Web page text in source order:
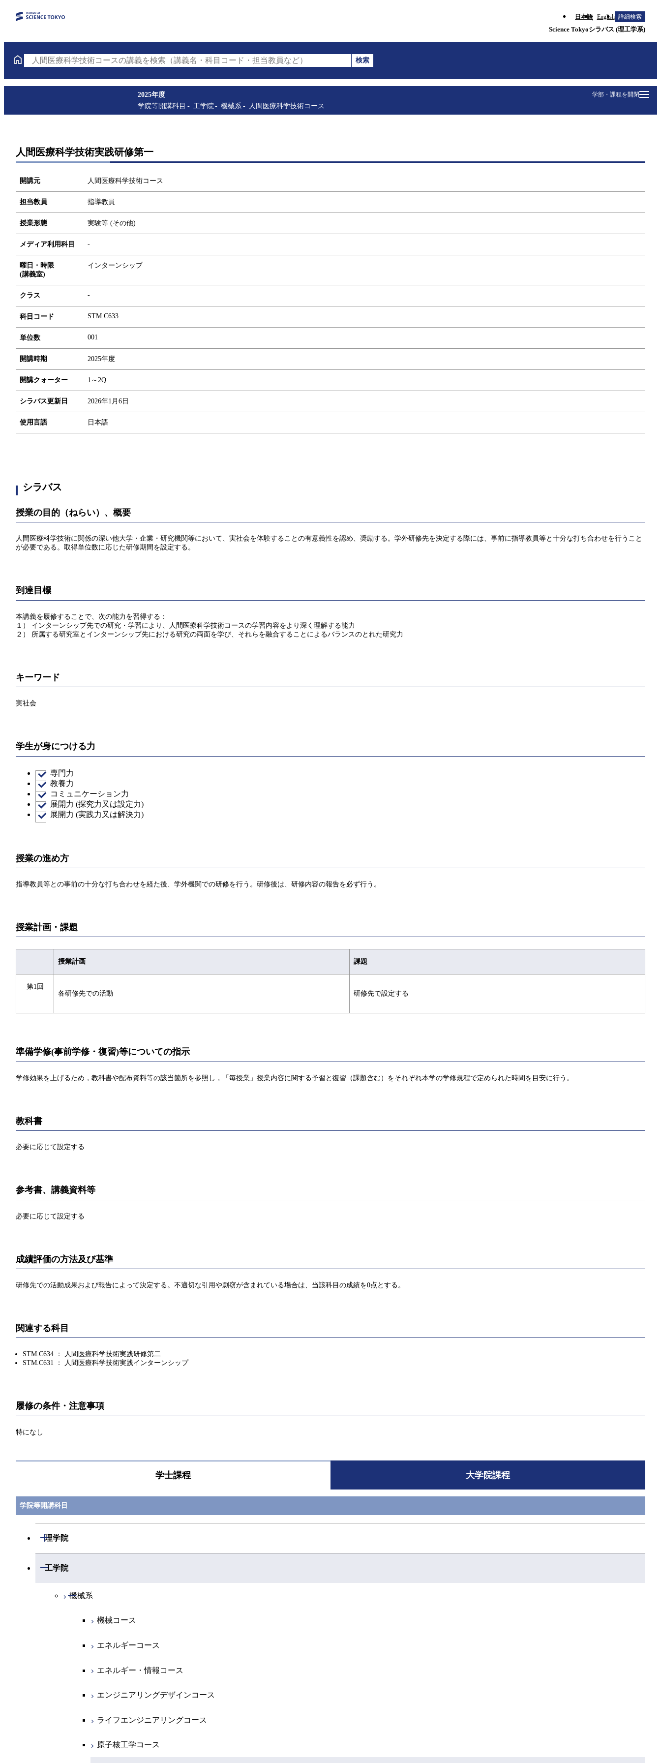
日本語 English 詳細検索
Science Tokyoシラバス (理工学系)
人間医療科学技術コースの講義を検索（講義名・科目コード・担当教員など）
検索
学部・課程を開閉
2025年度
学院等開講科目
工学院 機械系 人間医療科学技術コース
人間医療科学技術実践研修第一
開講元 人間医療科学技術コース
担当教員 指導教員
授業形態 実験等 (その他)
メディア利用科目 -
曜日・時限
(講義室)
インターンシップ
クラス -
科目コード STM.C633
単位数 001
開講時期 2025年度
開講クォーター 1～2Q
シラバス更新日 2026年1月6日
使用言語 日本語
シラバス
授業の目的（ねらい）、概要
人間医療科学技術に関係の深い他大学・企業・研究機関等において、実社会を体験することの有意義性を認め、奨励する。学外研修先を決定する際には、事前に指導教員等と十分な打ち合わせを行うこと
が必要である。取得単位数に応じた研修期間を設定する。
到達目標
本講義を履修することで、次の能力を習得する：
１） インターンシップ先での研究・学習により、人間医療科学技術コースの学習内容をより深く理解する能力
２） 所属する研究室とインターンシップ先における研究の両面を学び、それらを融合することによるバランスのとれた研究力
キーワード
実社会
学生が身につける力
専門力
教養力
コミュニケーション力
展開力 (探究力又は設定力)
展開力 (実践力又は解決力)
授業の進め方
指導教員等との事前の十分な打ち合わせを経た後、学外機関での研修を行う。研修後は、研修内容の報告を必ず行う。
授業計画・課題
授業計画 課題
第1回
各研修先での活動
研修先で設定する
準備学修(事前学修・復習)等についての指示
学修効果を上げるため，教科書や配布資料等の該当箇所を参照し，「毎授業」授業内容に関する予習と復習（課題含む）をそれぞれ本学の学修規程で定められた時間を目安に行う。
教科書
必要に応じて設定する
参考書、講義資料等
必要に応じて設定する
成績評価の方法及び基準
研修先での活動成果および報告によって決定する。不適切な引用や剽窃が含まれている場合は、当該科目の成績を0点とする。
関連する科目
STM.C634 ： 人間医療科学技術実践研修第二
STM.C631 ： 人間医療科学技術実践インターンシップ
履修の条件・注意事項
特になし
学士課程 大学院課程
学院等開講科目
理学院
開閉
物理学系
物理学コース
物質・情報卓越コース
化学コース
エネルギーコース
エネルギー・情報コース
地球惑星科学系
地球惑星科学コース
地球生命コース
工学院
開閉
機械系
開閉
機械コース
エネルギーコース
エネルギー・情報コース
エンジニアリングデザインコース
ライフエンジニアリングコース
原子核工学コース